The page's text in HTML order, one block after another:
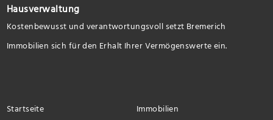
Hausverwaltung
Kostenbewusst und verantwortungsvoll setzt Bremerich
Immobilien sich für den Erhalt Ihrer Vermögenswerte ein.
Startseite
Immobilien